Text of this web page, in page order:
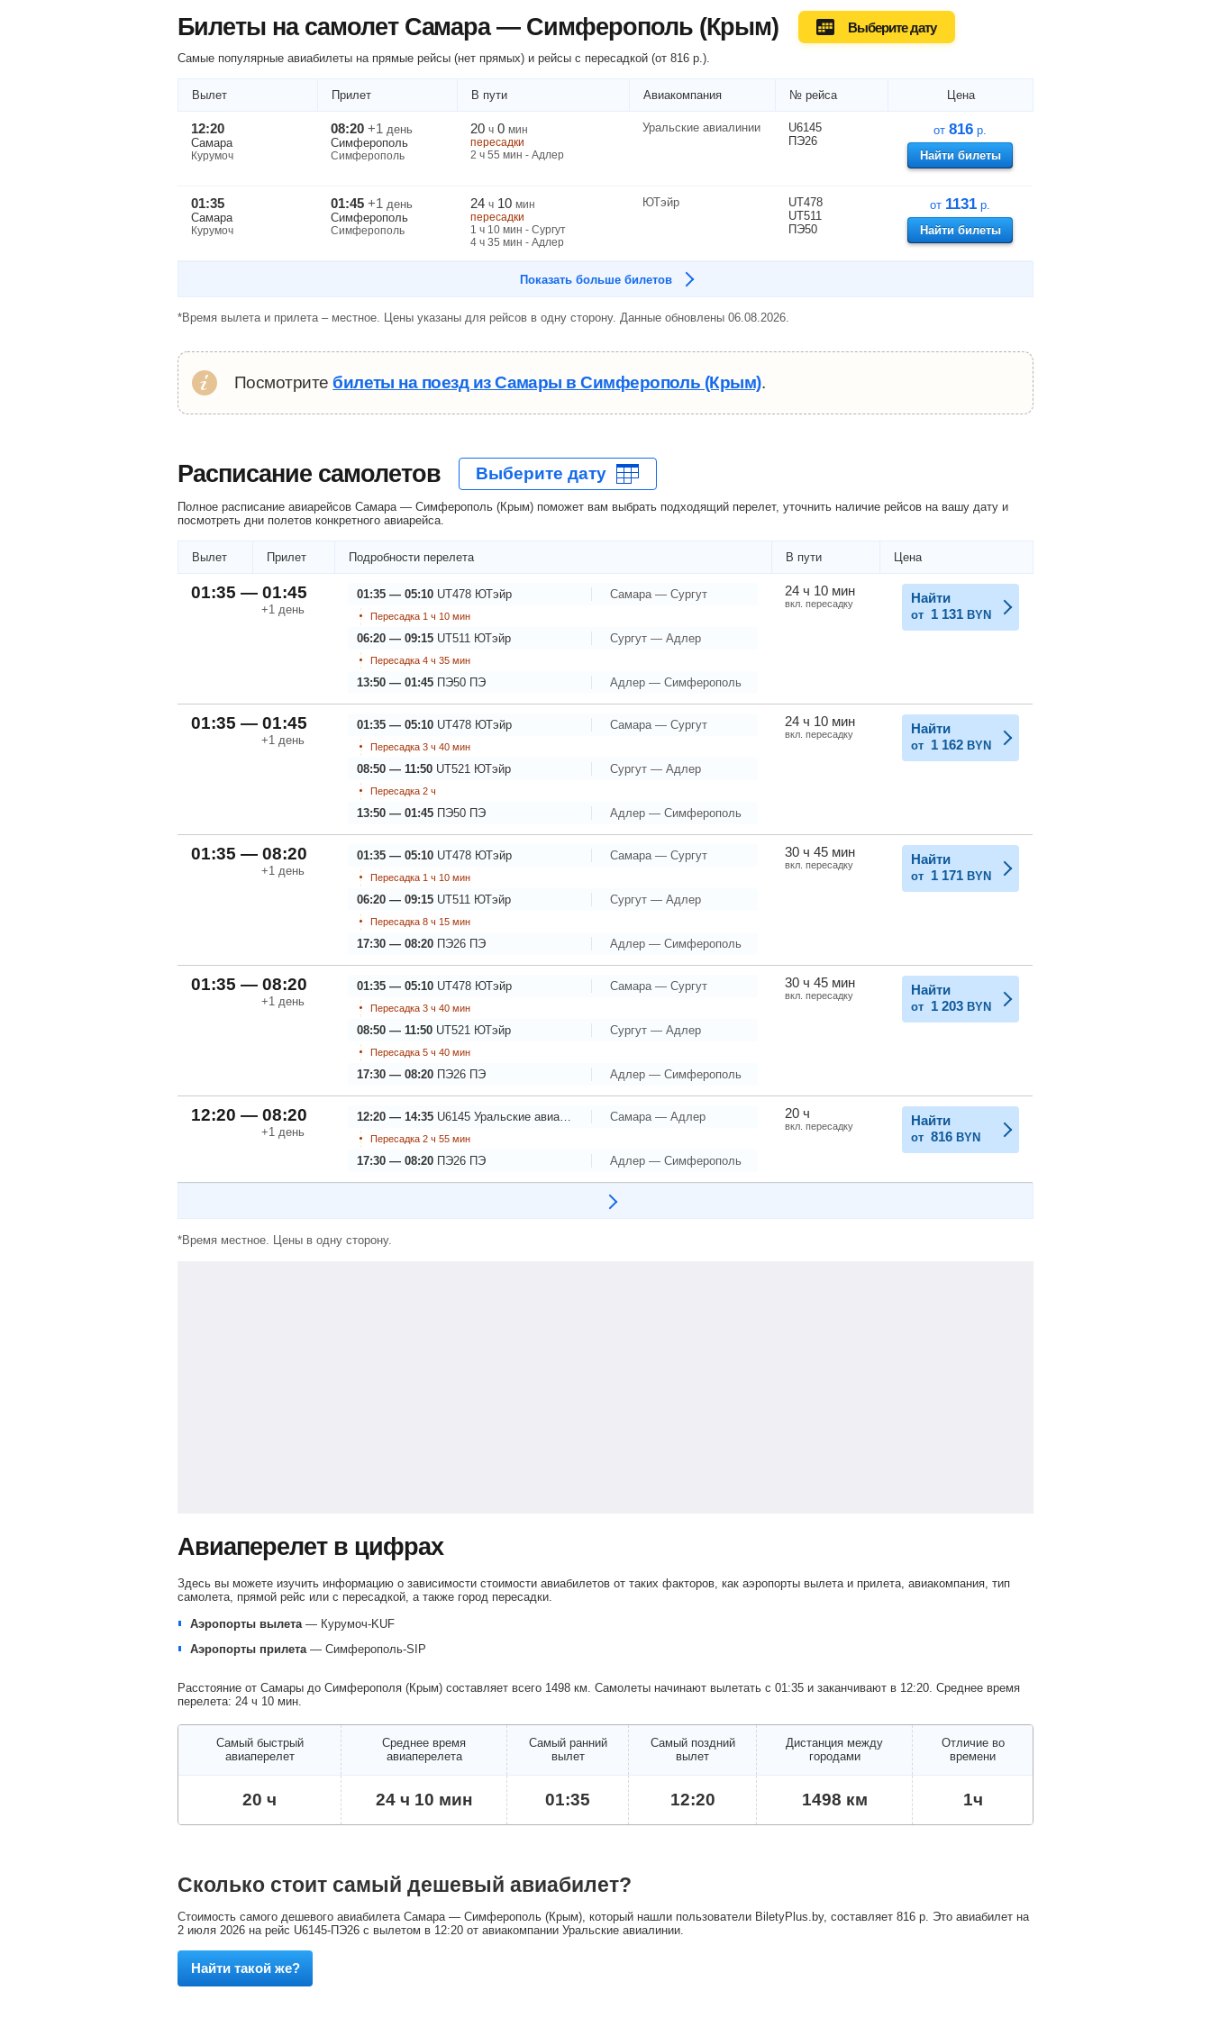
Билеты на самолет Самара — Симферополь (Крым) Выберите дату
Самые популярные авиабилеты на прямые рейсы (нет прямых) и рейсы с пересадкой (от 816 р.).
Вылет Прилет В пути Авиакомпания № рейса Цена
12:20
Самара
Курумоч
08:20 +1 день
Симферополь
Симферополь
20 ч 0 мин
пересадки
2 ч 55 мин - Адлер
Уральские авиалинии
U6145
ПЭ26
от 816 р.
Найти билеты
01:35
Самара
Курумоч
01:45 +1 день
Симферополь
Симферополь
24 ч 10 мин
пересадки
1 ч 10 мин - Сургут
4 ч 35 мин - Адлер
ЮТэйр
UT478
UT511
ПЭ50
от 1131 р.
Найти билеты
Показать больше билетов
*Время вылета и прилета – местное. Цены указаны для рейсов в одну сторону. Данные обновлены 06.08.2026.
Посмотритебилеты на поезд из Самары в Симферополь (Крым).
Расписание самолетов
Полное расписание авиарейсов Самара — Симферополь (Крым) поможет вам выбрать подходящий перелет, уточнить наличие рейсов на вашу дату и
посмотреть дни полетов конкретного авиарейса.
Вылет Прилет Подробности перелета В пути Цена
01:35 — 01:45
+1 день
01:35 — 05:10 UT478 ЮТэйр Самара — Сургут
Пересадка 1 ч 10 мин
06:20 — 09:15 UT511 ЮТэйр Сургут — Адлер
Пересадка 4 ч 35 мин
13:50 — 01:45 ПЭ50 ПЭ Адлер — Симферополь
24 ч 10 мин
вкл. пересадку Найти
от 1 131 BYN
01:35 — 01:45
+1 день
01:35 — 05:10 UT478 ЮТэйр Самара — Сургут
Пересадка 3 ч 40 мин
08:50 — 11:50 UT521 ЮТэйр Сургут — Адлер
Пересадка 2 ч
13:50 — 01:45 ПЭ50 ПЭ Адлер — Симферополь
24 ч 10 мин
вкл. пересадку Найти
от 1 162 BYN
01:35 — 08:20
+1 день
01:35 — 05:10 UT478 ЮТэйр Самара — Сургут
Пересадка 1 ч 10 мин
06:20 — 09:15 UT511 ЮТэйр Сургут — Адлер
Пересадка 8 ч 15 мин
17:30 — 08:20 ПЭ26 ПЭ Адлер — Симферополь
30 ч 45 мин
вкл. пересадку Найти
от 1 171 BYN
01:35 — 08:20
+1 день
01:35 — 05:10 UT478 ЮТэйр Самара — Сургут
Пересадка 3 ч 40 мин
08:50 — 11:50 UT521 ЮТэйр Сургут — Адлер
Пересадка 5 ч 40 мин
17:30 — 08:20 ПЭ26 ПЭ Адлер — Симферополь
30 ч 45 мин
вкл. пересадку Найти
от 1 203 BYN
12:20 — 08:20
+1 день
12:20 — 14:35 U6145 Уральские авиалинии Самара — Адлер
Пересадка 2 ч 55 мин
17:30 — 08:20 ПЭ26 ПЭ Адлер — Симферополь
20 ч
вкл. пересадку Найти
от 816 BYN
*Время местное. Цены в одну сторону.
Авиаперелет в цифрах
Здесь вы можете изучить информацию о зависимости стоимости авиабилетов от таких факторов, как аэропорты вылета и прилета, авиакомпания, тип
самолета, прямой рейс или с пересадкой, а также город пересадки.
Аэропорты вылета — Курумоч-KUF
Аэропорты прилета — Симферополь-SIP
Расстояние от Самары до Симферополя (Крым) составляет всего 1498 км. Самолеты начинают вылетать с 01:35 и заканчивают в 12:20. Среднее время
перелета: 24 ч 10 мин.
Самый быстрый
авиаперелет
Среднее время
авиаперелета
Самый ранний
вылет
Самый поздний
вылет
Дистанция между
городами
Отличие во
времени
20 ч 24 ч 10 мин 01:35 12:20 1498 км 1ч
Сколько стоит самый дешевый авиабилет?
Стоимость самого дешевого авиабилета Самара — Симферополь (Крым), который нашли пользователи BiletyPlus.by, составляет 816 р . Это авиабилет на
2 июля 2026 на рейс U6145-ПЭ26 с вылетом в 12:20 от авиакомпании Уральские авиалинии.
Найти такой же?